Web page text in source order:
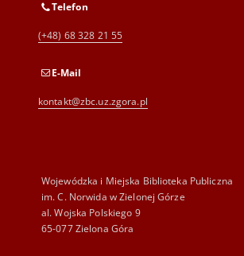
Telefon
(+48) 68 328 21 55
E-Mail
kontakt@zbc.uz.zgora.pl
Wojewódzka i Miejska Biblioteka Publiczna
im. C. Norwida w Zielonej Górze
al. Wojska Polskiego 9
65-077 Zielona Góra